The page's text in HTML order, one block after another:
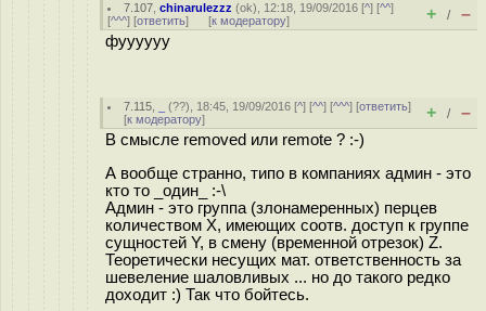
7.107 ,chinarulezzz (ok), 12:18, 19/09/2016 [^] [^^]
[^^^] [ответить] [к модератору] + / –
фуууууу
7.115 (??), 18:45, 19/09/2016 [^] [^^] [^^^] [ответить]
[к модератору] + / –
В смысле removed или remote ? :-)
А вообще странно, типо в компаниях админ - это
кто то _один_ :-\
Админ - это группа (злонамеренных) перцев
количеством Х, имеющих соотв. доступ к группе
сущностей Y, в смену (временной отрезок) Z.
Теоретически несущих мат. ответственность за
шевеление шаловливых ... но до такого редко
доходит :) Так что бойтесь.